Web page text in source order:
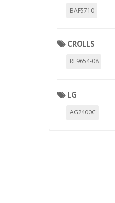
BAF5710
CROLLS
RF9654-08
LG
AG2400C